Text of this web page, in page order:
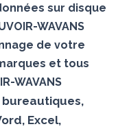
sur disque
WAVANS
de votre
et tous
WAVANS
Excel,